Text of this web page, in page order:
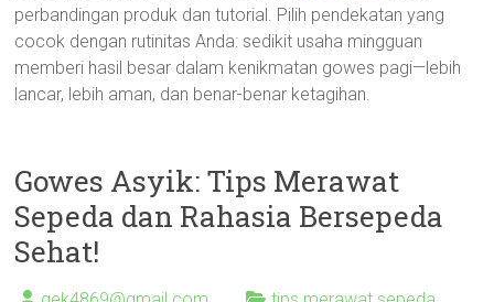
perbandingan produk dan tutorial. Pilih pendekatan yang
cocok dengan rutinitas Anda: sedikit usaha mingguan
memberi hasil besar dalam kenikmatan gowes pagi—lebih
lancar, lebih aman, dan benar-benar ketagihan.
Gowes Asyik: Tips Merawat
Sepeda dan Rahasia Bersepeda
Sehat!